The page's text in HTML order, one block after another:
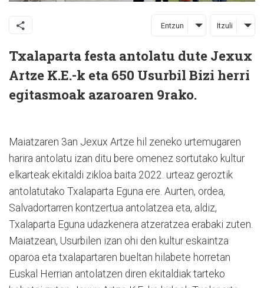
Entzun Itzuli
Txalaparta festa antolatu dute Jexux
Artze K.E.-k eta 650 Usurbil Bizi herri
egitasmoak azaroaren 9rako.
Maiatzaren 3an Jexux Artze hil zeneko urtemugaren
harira antolatu izan ditu bere omenez sortutako kultur
elkarteak ekitaldi zikloa baita 2022. urteaz geroztik
antolatutako Txalaparta Eguna ere. Aurten, ordea,
Salvadortarren kontzertua antolatzea eta, aldiz,
Txalaparta Eguna udazkenera atzeratzea erabaki zuten.
Maiatzean, Usurbilen izan ohi den kultur eskaintza
oparoa eta txalapartaren bueltan hilabete horretan
Euskal Herrian antolatzen diren ekitaldiak tarteko